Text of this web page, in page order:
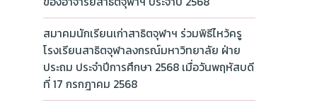
สมาคมนักเรียนเก่าสาธิตจุฬาฯ ร่วมพิธีไหว้ครู
โรงเรียนสาธิตจุฬาลงกรณ์มหาวิทยาลัย ฝ่าย
ประถม ประจำปีการศึกษา 2568 เมื่อวันพฤหัสบดี
ที่ 17 กรกฎาคม 2568